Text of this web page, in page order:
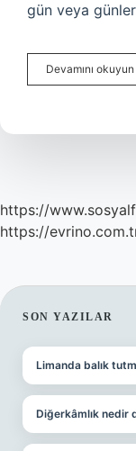
gün veya
Devamını okuyun
https://
https://
SON YAZILAR
Limanda balık
Diğerkâmlık nedir